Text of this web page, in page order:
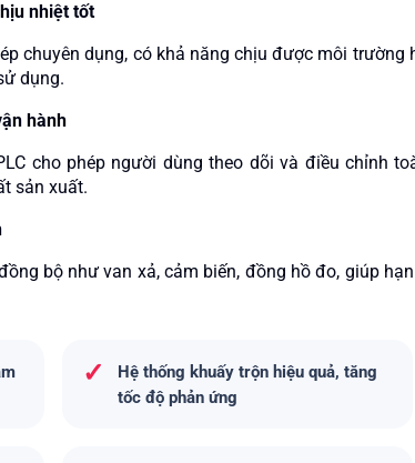
nhiệt tốt
chuyên dụng, có khả năng chịu được môi
dụng.
hành
cho phép người dùng theo dõi và điều chỉnh
sản xuất.
bộ như van xả, cảm biến, đồng hồ đo, giúp
✓
Hệ thống khuấy trộn hiệu quả, tăng
tốc độ phản ứng